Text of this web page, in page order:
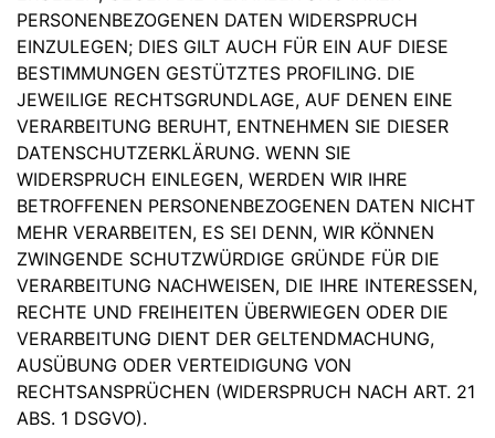
PERSONENBEZOGENEN DATEN WIDERSPRUCH
EINZULEGEN; DIES GILT AUCH FÜR EIN AUF DIESE
BESTIMMUNGEN GESTÜTZTES PROFILING. DIE
JEWEILIGE RECHTSGRUNDLAGE, AUF DENEN EINE
VERARBEITUNG BERUHT, ENTNEHMEN SIE DIESER
DATENSCHUTZERKLÄRUNG. WENN SIE
WIDERSPRUCH EINLEGEN, WERDEN WIR IHRE
BETROFFENEN PERSONENBEZOGENEN DATEN NICHT
MEHR VERARBEITEN, ES SEI DENN, WIR KÖNNEN
ZWINGENDE SCHUTZWÜRDIGE GRÜNDE FÜR DIE
VERARBEITUNG NACHWEISEN, DIE IHRE INTERESSEN,
RECHTE UND FREIHEITEN ÜBERWIEGEN ODER DIE
VERARBEITUNG DIENT DER GELTENDMACHUNG,
AUSÜBUNG ODER VERTEIDIGUNG VON
RECHTSANSPRÜCHEN (WIDERSPRUCH NACH ART. 21
ABS. 1 DSGVO).